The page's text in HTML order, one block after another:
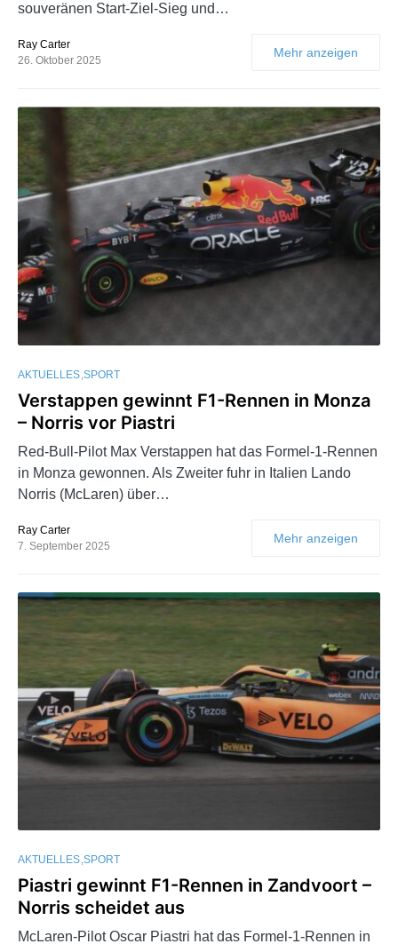
souveränen Start-Ziel-Sieg und…
Ray Carter
26. Oktober 2025
Mehr anzeigen
AKTUELLES SPORT
Verstappen gewinnt F1-Rennen in Monza
– Norris vor Piastri
Red-Bull-Pilot Max Verstappen hat das Formel-1-Rennen
in Monza gewonnen. Als Zweiter fuhr in Italien Lando
Norris (McLaren) über…
Ray Carter
7. September 2025
Mehr anzeigen
AKTUELLES SPORT
Piastri gewinnt F1-Rennen in Zandvoort –
Norris scheidet aus
McLaren-Pilot Oscar Piastri hat das Formel-1-Rennen in